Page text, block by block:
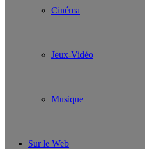
Cinéma
Jeux-Vidéo
Musique
Sur le Web